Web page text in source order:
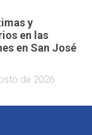
y
en las
en San José
de 2026